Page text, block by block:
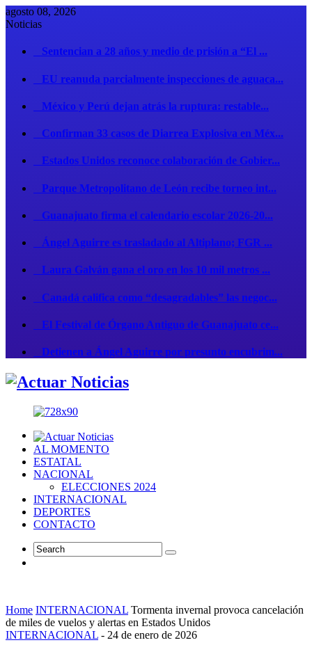
agosto 08, 2026
Noticias
Sentencian a 28 años y medio de prisión a “El ...
EU reanuda parcialmente inspecciones de aguaca...
México y Perú dejan atrás la ruptura: restable...
Confirman 33 casos de Diarrea Explosiva en Méx...
Estados Unidos reconoce colaboración de Gobier...
Parque Metropolitano de León recibe torneo int...
Guanajuato firma el calendario escolar 2026-20...
Ángel Aguirre es trasladado al Altiplano; FGR ...
Laura Galván gana el oro en los 10 mil metros ...
Canadá califica como “desagradables” las negoc...
El Festival de Órgano Antiguo de Guanajuato ce...
Detienen a Ángel Aguirre por presunto encubrim...
AL MOMENTO
ESTATAL
NACIONAL
ELECCIONES 2024
INTERNACIONAL
DEPORTES
CONTACTO
Home INTERNACIONAL Tormenta invernal provoca cancelación
de miles de vuelos y alertas en Estados Unidos
INTERNACIONAL - 24 de enero de 2026